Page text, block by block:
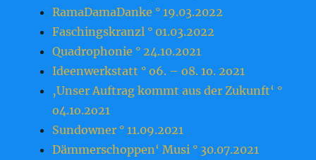
RamaDamaDanke ° 19.03.2022
Faschingskranzl ° 01.03.2022
Quadrophonie ° 24.10.2021
Ideenwerkstatt ° o6. – o8. 1o. 2o21
‚Unser Auftrag kommt aus der Zukunft‘ °
o4.1o.2o21
Sundowner ° 11.09.2021
Dämmerschoppen‘ Musi ° 30.07.2021